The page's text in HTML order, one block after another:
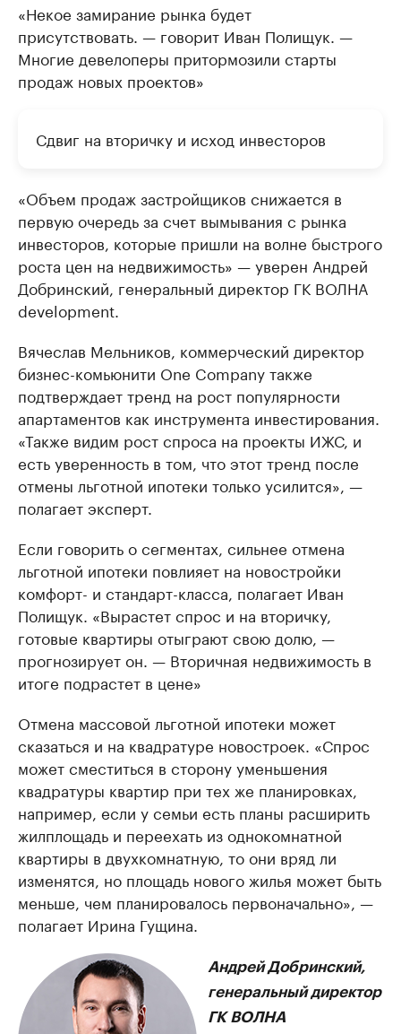
«Некое замирание рынка будет
присутствовать. — говорит Иван Полищук. —
Многие девелоперы притормозили старты
продаж новых проектов»
Сдвиг на вторичку и исход инвесторов
«Объем продаж застройщиков снижается в
первую очередь за счет вымывания с рынка
инвесторов, которые пришли на волне быстрого
роста цен на недвижимость» — уверен Андрей
Добринский, генеральный директор ГК ВОЛНА
development.
Вячеслав Мельников, коммерческий директор
бизнес-комьюнити One Company также
подтверждает тренд на рост популярности
апартаментов как инструмента инвестирования.
«Также видим рост спроса на проекты ИЖС, и
есть уверенность в том, что этот тренд после
отмены льготной ипотеки только усилится», —
полагает эксперт.
Если говорить о сегментах, сильнее отмена
льготной ипотеки повлияет на новостройки
комфорт- и стандарт-класса, полагает Иван
Полищук. «Вырастет спрос и на вторичку,
готовые квартиры отыграют свою долю, —
прогнозирует он. — Вторичная недвижимость в
итоге подрастет в цене»
Отмена массовой льготной ипотеки может
сказаться и на квадратуре новостроек. «Спрос
может сместиться в сторону уменьшения
квадратуры квартир при тех же планировках,
например, если у семьи есть планы расширить
жилплощадь и переехать из однокомнатной
квартиры в двухкомнатную, то они вряд ли
изменятся, но площадь нового жилья может быть
меньше, чем планировалось первоначально», —
полагает Ирина Гущина.
Андрей Добринский,
генеральный директор
ГК ВОЛНА